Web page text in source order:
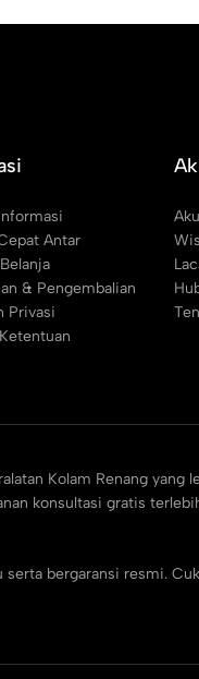
Antar
& Pengembalian
Privasi
Kolam Renang
konsultasi gratis
bergaransi resmi.